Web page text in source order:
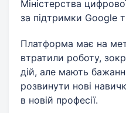
Міністерства
за підтримки Google
Платформа має на
втратили роботу,
дій, але мають
розвинути нові
в новій професії.